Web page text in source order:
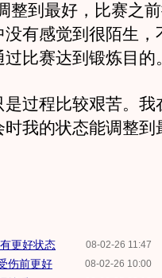
整到最好，比赛之
有感觉到很陌生，
比赛达到锻炼目的
过程比较艰苦。我
我的状态能调整到
08-02-26 11:47
更好状态
08-02-26 10:00
伤前更好